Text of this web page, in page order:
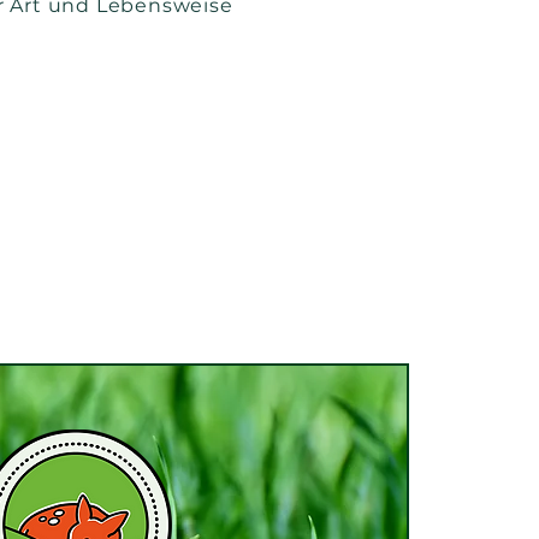
Art und Lebensweise